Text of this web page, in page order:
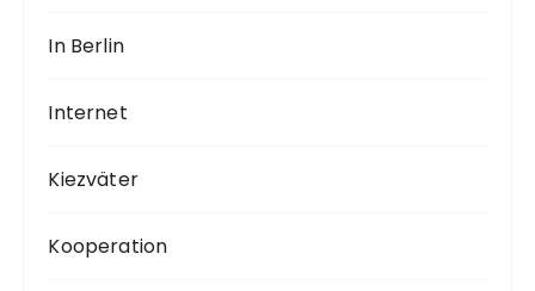
In Berlin
Internet
Kiezväter
Kooperation